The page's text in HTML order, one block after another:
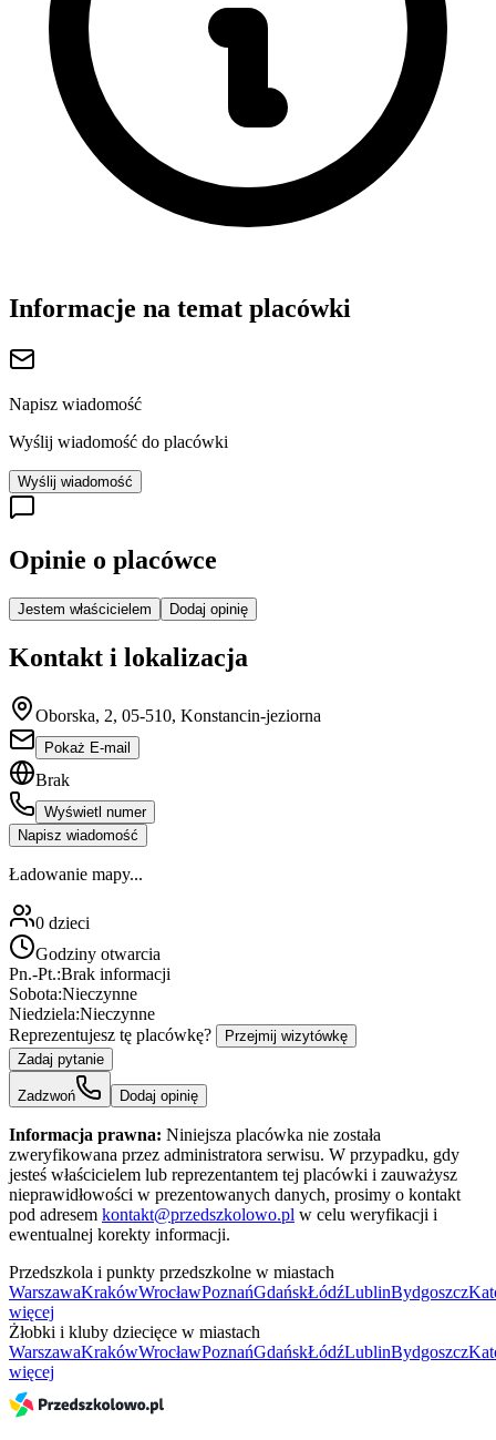
Informacje na temat placówki
Napisz wiadomość
Wyślij wiadomość do placówki
Wyślij wiadomość
Opinie o placówce
Jestem właścicielem Dodaj opinię
Kontakt i lokalizacja
Oborska, 2, 05-510, Konstancin-jeziorna
Pokaż E-mail
Brak
Wyświetl numer
Napisz wiadomość
Ładowanie mapy...
0 dzieci
Godziny otwarcia
Pn.-Pt.:Brak informacji
Sobota:Nieczynne
Niedziela:Nieczynne
Reprezentujesz tę placówkę?
Przejmij wizytówkę
Zadaj pytanie
Zadzwoń Dodaj opinię
Informacja prawna: Niniejsza placówka nie została
zweryfikowana przez administratora serwisu. W przypadku, gdy
jesteś właścicielem lub reprezentantem tej placówki i zauważysz
nieprawidłowości w prezentowanych danych, prosimy o kontakt
pod adresem kontakt@przedszkolowo.pl w celu weryfikacji i
ewentualnej korekty informacji.
Przedszkola i punkty przedszkolne w miastach
WarszawaKrakówWrocławPoznańGdańskŁódźLublinBydgoszcz
więcej
Żłobki i kluby dziecięce w miastach
WarszawaKrakówWrocławPoznańGdańskŁódźLublinBydgoszcz
więcej